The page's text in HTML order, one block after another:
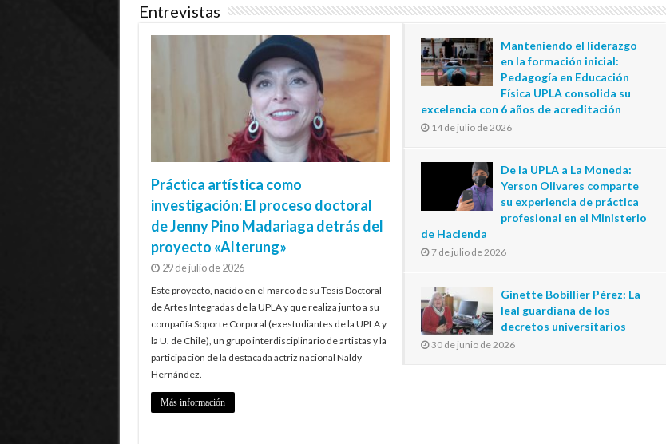
Entrevistas
Práctica artística como
investigación: El proceso doctoral
de Jenny Pino Madariaga detrás del
proyecto «Alterung»
29 de julio de 2026
Este proyecto, nacido en el marco de su Tesis Doctoral
de Artes Integradas de la UPLA y que realiza junto a su
compañía Soporte Corporal (exestudiantes de la UPLA y
la U. de Chile), un grupo interdisciplinario de artistas y la
participación de la destacada actriz nacional Naldy
Hernández.
Más información
Manteniendo el liderazgo
en la formación inicial:
Pedagogía en Educación
Física UPLA consolida su
excelencia con 6 años de acreditación
14 de julio de 2026
De la UPLA a La Moneda:
Yerson Olivares comparte
su experiencia de práctica
profesional en el Ministerio
de Hacienda
7 de julio de 2026
Ginette Bobillier Pérez: La
leal guardiana de los
decretos universitarios
30 de junio de 2026